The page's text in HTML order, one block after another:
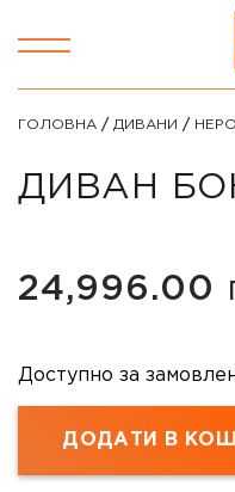
ГОЛОВНА / ДИВАНИ /
ДИВАН
24,996.00
Доступно за
ДОДАТИ В